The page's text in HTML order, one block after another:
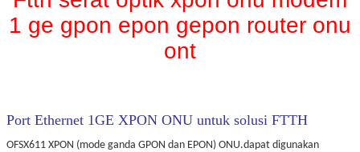
1 ge gpon epon gepon router onu
ont
Port Ethernet 1GE XPON ONU untuk solusi FTTH
OFSX611 XPON (mode ganda GPON dan EPON) ONU.dapat digunakan